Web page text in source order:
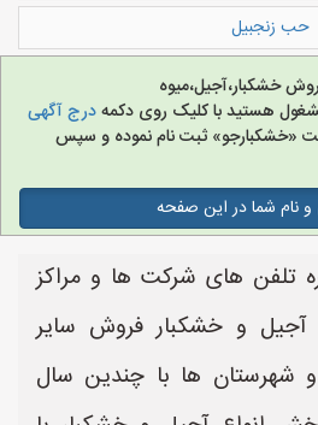
حب زنجبیل
خشکبار،آجیل،میوه
هستید با کلیک روی دکمهدرج آگهی
«خشکبارجو» ثبت نام نموده و سپس
نام شما در این صفحه
تلفن های شرکت ها و مراکز
و خشکبار فروش سایر
و شهرستان ها با چندین سال